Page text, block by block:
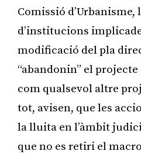
Comissió d’Urbanisme,
d’institucions
modificació del pla
“abandonin” el
com qualsevol altre
tot, avisen, que les
la lluita en l’àmbit
que no es retiri el